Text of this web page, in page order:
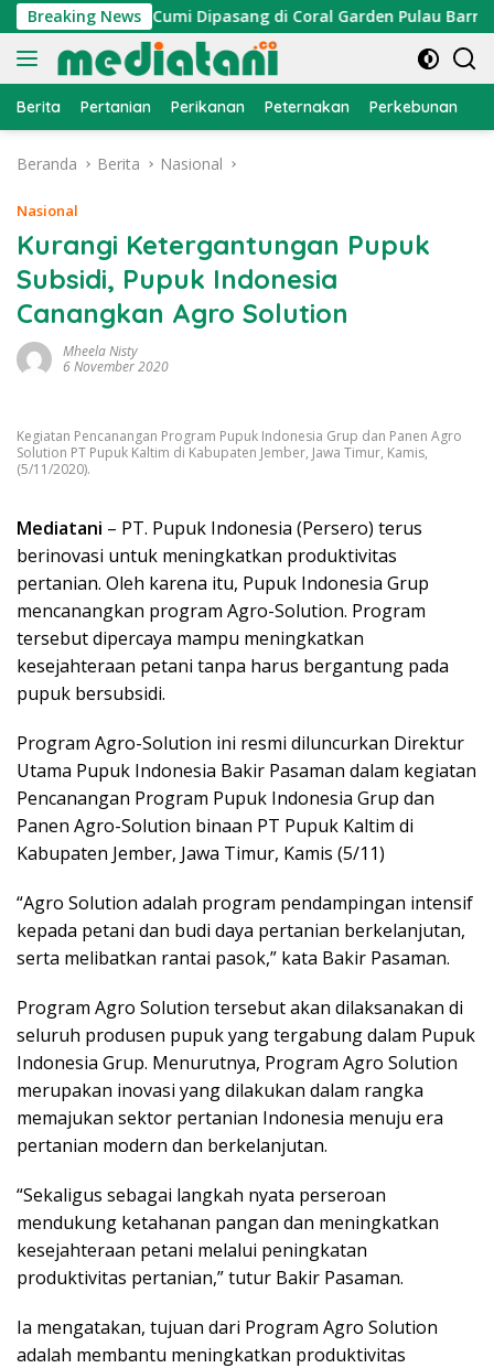
Langsung
ke
konten
Breaking News
Atraktor Cumi Dipasang di Coral Garden Pulau Barrang
Berita Pertanian Perikanan Peternakan Perkebunan
Beranda Berita Nasional
Nasional
Kurangi Ketergantungan Pupuk
Subsidi, Pupuk Indonesia
Canangkan Agro Solution
Mheela Nisty
6 November 2020
Kegiatan Pencanangan Program Pupuk Indonesia Grup dan Panen Agro
Solution PT Pupuk Kaltim di Kabupaten Jember, Jawa Timur, Kamis,
(5/11/2020).
Mediatani – PT. Pupuk Indonesia (Persero) terus
berinovasi untuk meningkatkan produktivitas
pertanian. Oleh karena itu, Pupuk Indonesia Grup
mencanangkan program Agro-Solution. Program
tersebut dipercaya mampu meningkatkan
kesejahteraan petani tanpa harus bergantung pada
pupuk bersubsidi.
Program Agro-Solution ini resmi diluncurkan Direktur
Utama Pupuk Indonesia Bakir Pasaman dalam kegiatan
Pencanangan Program Pupuk Indonesia Grup dan
Panen Agro-Solution binaan PT Pupuk Kaltim di
Kabupaten Jember, Jawa Timur, Kamis (5/11)
“Agro Solution adalah program pendampingan intensif
kepada petani dan budi daya pertanian berkelanjutan,
serta melibatkan rantai pasok,” kata Bakir Pasaman.
Program Agro Solution tersebut akan dilaksanakan di
seluruh produsen pupuk yang tergabung dalam Pupuk
Indonesia Grup. Menurutnya, Program Agro Solution
merupakan inovasi yang dilakukan dalam rangka
memajukan sektor pertanian Indonesia menuju era
pertanian modern dan berkelanjutan.
“Sekaligus sebagai langkah nyata perseroan
mendukung ketahanan pangan dan meningkatkan
kesejahteraan petani melalui peningkatan
produktivitas pertanian,” tutur Bakir Pasaman.
Ia mengatakan, tujuan dari Program Agro Solution
adalah membantu meningkatkan produktivitas